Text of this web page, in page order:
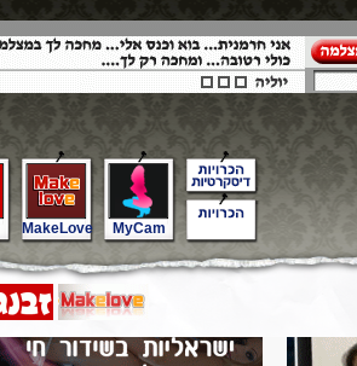
MakeLove MyCam